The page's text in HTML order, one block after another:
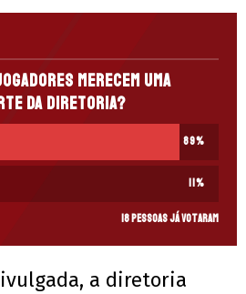
merecem uma
da diretoria?
89%
11%
18 pessoas já votaram
a diretoria